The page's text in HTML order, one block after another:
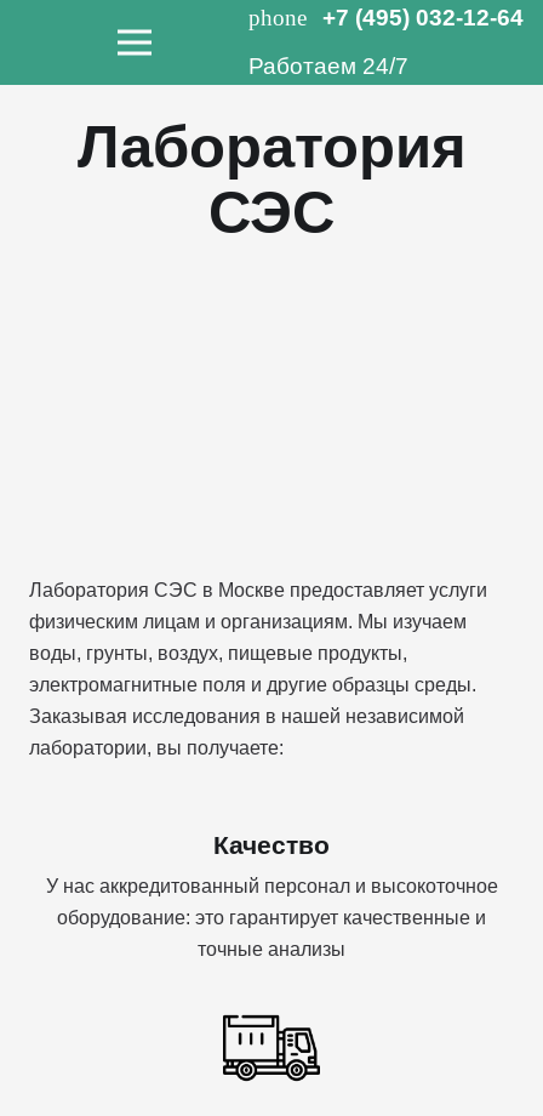
phone
+7 (495) 032-12-64
Работаем 24/7
Лаборатория
СЭС
Лаборатория СЭС в Москве предоставляет услуги
физическим лицам и организациям. Мы изучаем
воды, грунты, воздух, пищевые продукты,
электромагнитные поля и другие образцы среды.
Заказывая исследования в нашей независимой
лаборатории, вы получаете:
Качество
У нас аккредитованный персонал и высокоточное
оборудование: это гарантирует качественные и
точные анализы